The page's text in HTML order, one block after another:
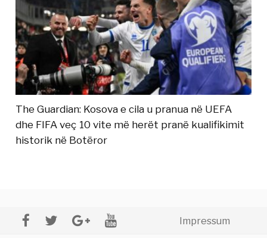
The Guardian: Kosova e cila u pranua në UEFA
dhe FIFA veç 10 vite më herët pranë kualifikimit
historik në Botëror
Impressum